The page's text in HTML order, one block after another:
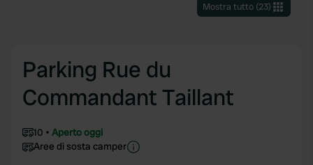
Mostra tutto(23)
Parking Rue du
Commandant Taillant
10
Aperto oggi
Aree di sosta camper